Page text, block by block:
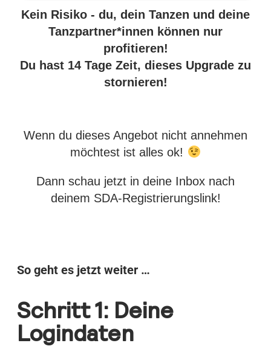
Kein Risiko - du, dein Tanzen und deine
Tanzpartner*innen können nur
profitieren!
Du hast 14 Tage Zeit, dieses Upgrade zu
stornieren!
Wenn du dieses Angebot nicht annehmen
möchtest ist alles ok!
Dann schau jetzt in deine Inbox nach
deinem SDA-Registrierungslink!
So geht es jetzt weiter …
Schritt 1: Deine
Logindaten